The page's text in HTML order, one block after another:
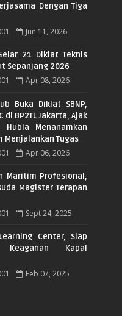
Dengan Tiga
Jun 11, 2026
21 Diklat Teknis
Sepanjang 2026
Apr 08, 2026
Buka Diklat SBNP,
di BP2TL Jakarta, Ajak
Hubla Menanamkan
Menjalankan Tugas
Apr 06, 2026
Maritim Profesional,
Magister Terapan
Sept 24, 2025
Center, Siap
Kapal
Feb 07, 2025